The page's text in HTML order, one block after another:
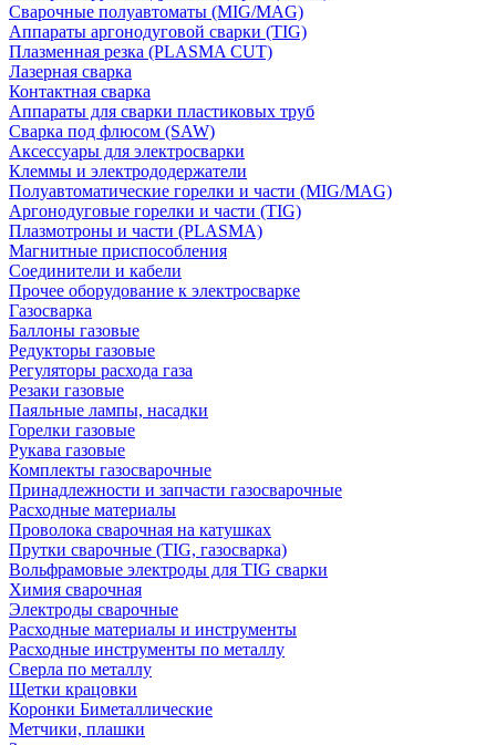
Сварочные полуавтоматы (MIG/MAG)
Аппараты аргонодуговой сварки (TIG)
Плазменная резка (PLASMA CUT)
Лазерная сварка
Контактная сварка
Аппараты для сварки пластиковых труб
Сварка под флюсом (SAW)
Аксессуары для электросварки
Клеммы и электрододержатели
Полуавтоматические горелки и части (MIG/MAG)
Аргонодуговые горелки и части (TIG)
Плазмотроны и части (PLASMA)
Магнитные приспособления
Соединители и кабели
Прочее оборудование к электросварке
Газосварка
Баллоны газовые
Редукторы газовые
Регуляторы расхода газа
Резаки газовые
Паяльные лампы, насадки
Горелки газовые
Рукава газовые
Комплекты газосварочные
Принадлежности и запчасти газосварочные
Расходные материалы
Проволока сварочная на катушках
Прутки сварочные (TIG, газосварка)
Вольфрамовые электроды для TIG сварки
Химия сварочная
Электроды сварочные
Расходные материалы и инструменты
Расходные инструменты по металлу
Сверла по металлу
Щетки крацовки
Коронки Биметаллические
Метчики, плашки